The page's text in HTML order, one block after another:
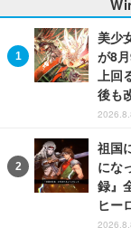
美少
が8
上
後も
祖国
にな
録』
ヒー